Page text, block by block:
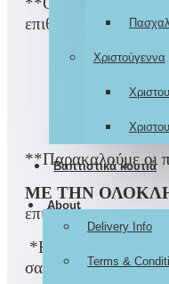
Χριστούγεννα
Βαπτιστικά κουτιά
About
Delivery Info
Terms &
επιθυμείτε Κατόπιν
**Παρακαλούμε οι
ΜΕ ΤΗΝ
επιθυμείτε να
*Εάν υπάρχει
σας στο email μας